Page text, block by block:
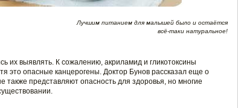
Лучшим питанием для малышей было и остаётся
всё-таки натуральное!
их выявлять. К сожалению, акриламид и гликотоксины
это опасные канцерогены. Доктор Бунов рассказал еще о
также представляют опасность для здоровья, но многие